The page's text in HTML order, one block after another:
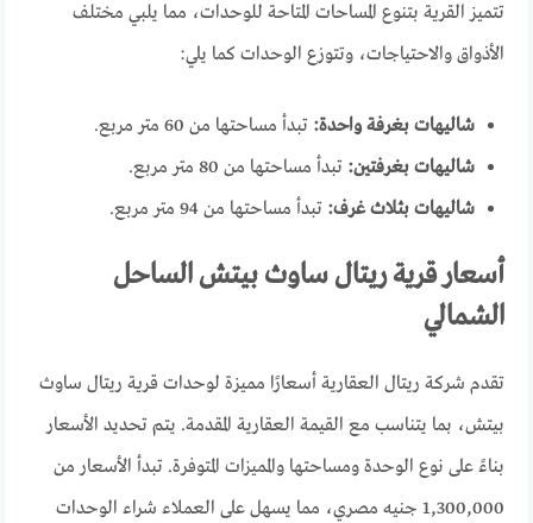
تتميز القرية بتنوع المساحات المتاحة للوحدات، مما يلبي مختلف
الأذواق والاحتياجات، وتتوزع الوحدات كما يلي:
شاليهات بغرفة واحدة: تبدأ مساحتها من 60 متر مربع.
شاليهات بغرفتين: تبدأ مساحتها من 80 متر مربع.
شاليهات بثلاث غرف: تبدأ مساحتها من 94 متر مربع.
أسعار قرية ريتال ساوث بيتش الساحل
الشمالي
تقدم شركة ريتال العقارية أسعارًا مميزة لوحدات قرية ريتال ساوث
بيتش، بما يتناسب مع القيمة العقارية المقدمة. يتم تحديد الأسعار
بناءً على نوع الوحدة ومساحتها والمميزات المتوفرة. تبدأ الأسعار من
1,300,000 جنيه مصري، مما يسهل على العملاء شراء الوحدات